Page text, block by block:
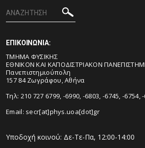
ΕΠΙΚΟΙΝΩΝΙΑ:
ΤΜΗΜΑ ΦΥΣΙΚΗΣ
ΕΘΝΙΚΟΝ ΚΑΙ ΚΑΠΟΔΙΣΤΡΙΑΚΟΝ
Πανεπιστημιούπολη
157 84 Ζωγράφου, Αθήνα
Τηλ: 210 727 6799, -6990, -6803, -6745, -6754,
Email: secr[at]phys.uoa[dot]gr
Υποδοχή κοινού: Δε-Τε-Πα, 12:00-14:00